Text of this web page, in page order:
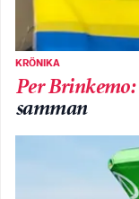
KRÖNIKA
Per Brinkemo:
samman